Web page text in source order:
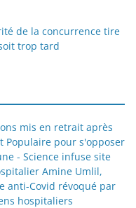
de la concurrence tire
trop tard
mis en retrait après
Populaire pour s'opposer
- Science infuse site
Amine Umlil,
anti-Covid révoqué par
hospitaliers